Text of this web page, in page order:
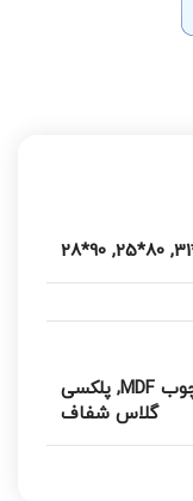
,
80*25
,
90*28
, پلکسی
گلاس شفاف